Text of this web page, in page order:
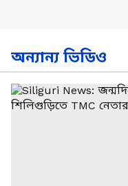
অন্যান্য ভিডিও